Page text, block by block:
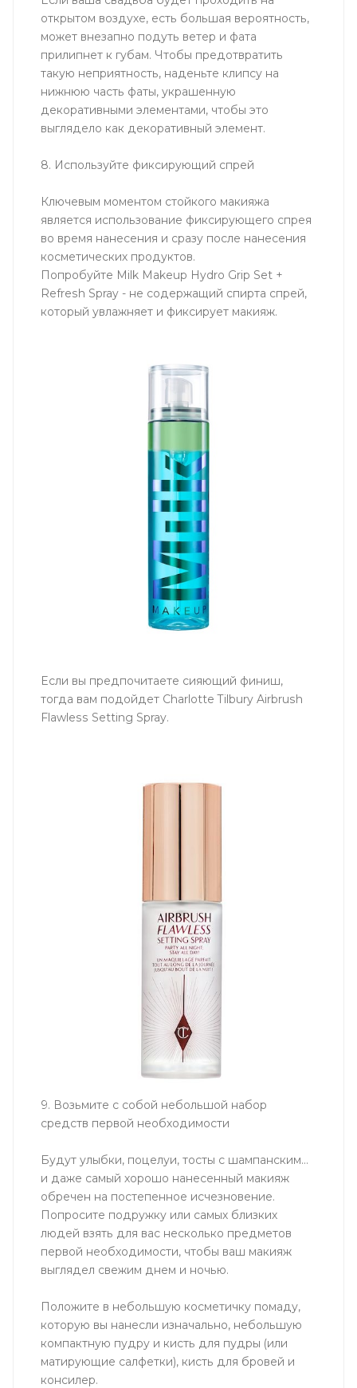
открытом воздухе, есть большая вероятность,
может внезапно подуть ветер и фата
прилипнет к губам. Чтобы предотвратить
такую неприятность, наденьте клипсу на
нижнюю часть фаты, украшенную
декоративными элементами, чтобы это
выглядело как декоративный элемент.
8. Используйте фиксирующий спрей
Ключевым моментом стойкого макияжа
является использование фиксирующего спрея
во время нанесения и сразу после нанесения
косметических продуктов.
Попробуйте Milk Makeup Hydro Grip Set +
Refresh Spray - не содержащий спирта спрей,
который увлажняет и фиксирует макияж.
Если вы предпочитаете сияющий финиш,
тогда вам подойдет Charlotte Tilbury Airbrush
Flawless Setting Spray.
9. Возьмите с собой небольшой набор
средств первой необходимости
Будут улыбки, поцелуи, тосты с шампанским…
и даже самый хорошо нанесенный макияж
обречен на постепенное исчезновение.
Попросите подружку или самых близких
людей взять для вас несколько предметов
первой необходимости, чтобы ваш макияж
выглядел свежим днем и ночью.
Положите в небольшую косметичку помаду,
которую вы нанесли изначально, небольшую
компактную пудру и кисть для пудры (или
матирующие салфетки), кисть для бровей и
консилер.